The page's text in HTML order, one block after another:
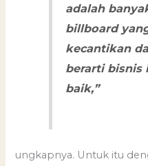
adalah
billboard
kecantikan
berarti bisnis
baik,”
ungkapnya. Untuk itu